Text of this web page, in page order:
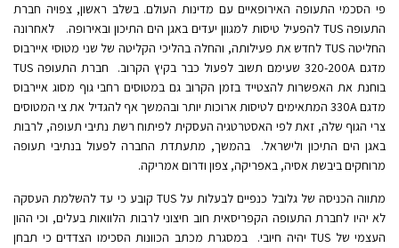
פי הסכמי התעופה האירופאיים עם מדינות העולם. בשלב ראשון, צפויה חברת
התעופה TUS להפעיל טיסות למגוון יעדים באגן הים התיכון ובאירופה. לאחרונה
החליטה TUS לחדש את פעילותה, והחלה בהליכי הקליטה של שני מטוסי איירבוס
מדגם 320-200A שעימם תשוב לפעול כבר בקיץ הקרוב. חברת התעופה TUS
בוחנת את האפשרות להצטייד בזמן הקרוב גם במטוסים רחבי גוף מסוג איירבוס
מדגם 330A המתאימים לטיסות ארוכות יותר ובהמשך אף להגדיל את צי המטוסים
צרי הגוף שלה, זאת לפי האסטרטגיה העסקית לפיתוח רשת נתיבי תעופה, לרבות
באגן הים התיכון ולישראל. בהמשך, מתעתדת החברה לפעול בנתיבי תעופה
מרוחקים ביבשת אסיה, באפריקה, צפון ודרום אמריקה.
מתווה הכניסה של גלובל כנפיים לבעלות על TUS קובע כי עד להשלמת העסקה
לא יהיו לחברת התעופה הקפריסאית חוב חיצוני לרבות הלוואות בעלים, וכי ההון
העצמי של TUS יהיה חיובי. במסגרת מכתב הכוונות הסכימו הצדדים כי תבחן